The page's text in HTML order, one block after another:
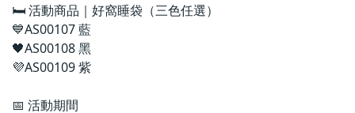
🛏 活動商品｜好窩睡袋（三色任選）
💙AS00107 藍
🖤AS00108 黑
💜AS00109 紫
📅 活動期間